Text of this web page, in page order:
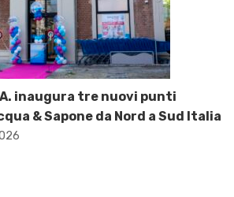
inaugura tre nuovi punti
& Sapone da Nord a Sud Italia